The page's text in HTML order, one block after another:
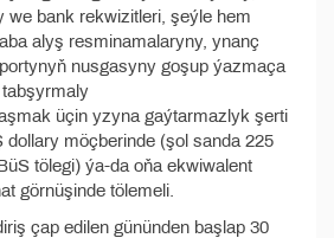
we bank rekwizitleri, şeýle hem
alyş resminamalaryny, ynanç
nusgasyny goşup ýazmaça
üçin yzyna gaýtarmazlyk şerti
dollary möçberinde (şol sanda 225
tölegi) ýa-da oňa ekwiwalent
görnüşinde tölemeli.
çap edilen gününden başlap 30